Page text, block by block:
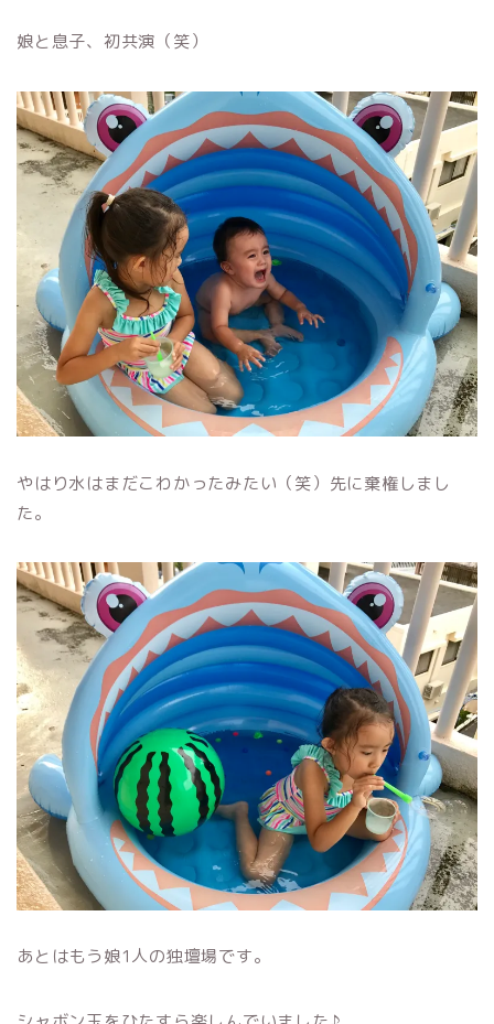
娘と息子、初共演（笑）
やはり水はまだこわかったみたい（笑）先に棄権しまし
た。
あとはもう娘1人の独壇場です。